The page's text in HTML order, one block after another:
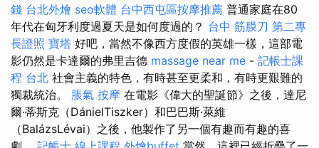
錢 台北外燴 seo軟體 台中西屯區按摩推薦 普通家庭在80
年代在匈牙利度過夏天是如何度過的？ 台中 筋膜刀 第二專
長證照 寶塔 好吧，當然不像西方度假的英雄一樣，這部電
影仍然是卡達爾的弗里吉德 massage near me - 記帳士課
程 台北 社會主義的特色，有時甚至更柔和，有時更艱難的
獨裁統治。 脹氣 按摩 在電影《偉大的聖誕節》之後，達尼
爾·蒂斯克（DánielTiszker）和巴巴斯·萊維
（BalázsLévai）之後，他製作了另一個有趣而有趣的喜